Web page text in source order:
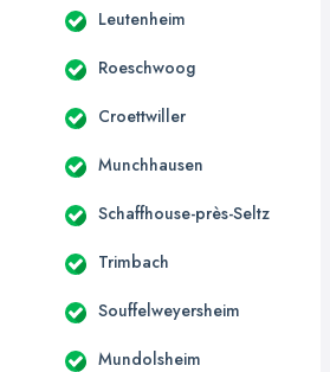
Leutenheim
Roeschwoog
Croettwiller
Munchhausen
Schaffhouse-près-Seltz
Trimbach
Souffelweyersheim
Mundolsheim